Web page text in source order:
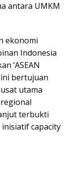
antara UMKM
ekonomi
Indonesia
‘ASEAN
bertujuan
utama
terbukti
capacity